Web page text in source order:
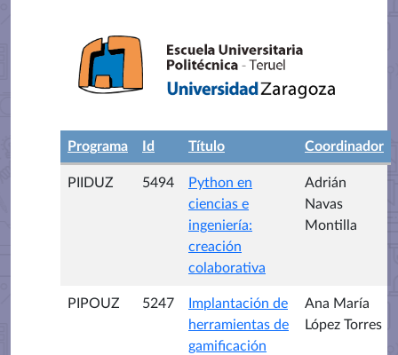
Programa Id Título Coordinador
PIIDUZ 5494
Python en
ciencias e
ingeniería:
creación
colaborativa
Adrián
Navas
Montilla
PIPOUZ 5247
Implantación de
herramientas de
gamificación
Ana María
López Torres